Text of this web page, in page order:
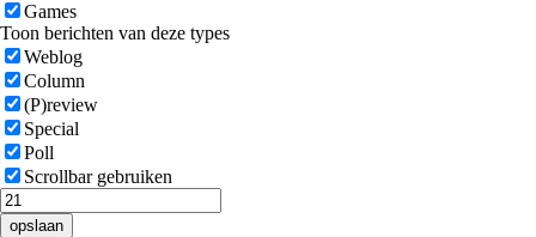
Games
Toon berichten van deze types
Weblog
Column
(P)review
Special
Poll
Scrollbar gebruiken
opslaan